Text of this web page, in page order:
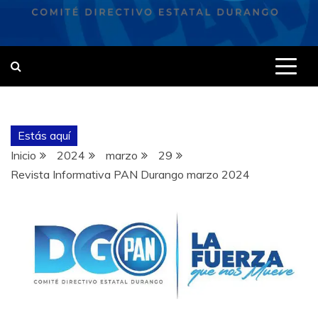
Estás aquí
Inicio
2024 marzo
29
Revista Informativa PAN Durango marzo 2024